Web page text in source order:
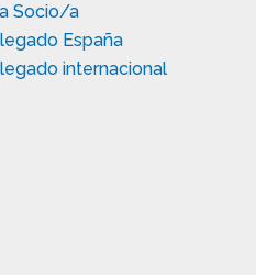
Socio/a
España
internacional